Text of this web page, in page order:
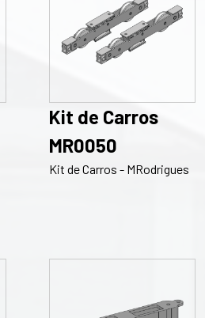
Kit de Carros
MR0050
Kit de Carros - MRodrigues